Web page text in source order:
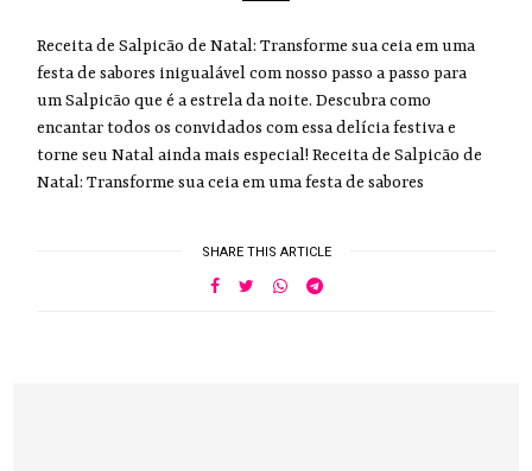
Receita de Salpicão de Natal: Transforme sua ceia em uma
festa de sabores inigualável com nosso passo a passo para
um Salpicão que é a estrela da noite. Descubra como
encantar todos os convidados com essa delícia festiva e
torne seu Natal ainda mais especial! Receita de Salpicão de
Natal: Transforme sua ceia em uma festa de sabores
SHARE THIS ARTICLE